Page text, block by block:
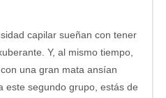
capilar sueñan con tener
Y, al mismo tiempo,
una gran mata ansían
este segundo grupo, estás de